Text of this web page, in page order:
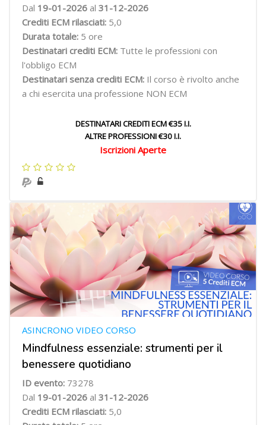
Dal 19-01-2026 al 31-12-2026
Crediti ECM rilasciati: 5,0
Durata totale: 5 ore
Destinatari crediti ECM: Tutte le professioni con
l'obbligo ECM
Destinatari senza crediti ECM: Il corso è rivolto anche
a chi esercita una professione NON ECM
DESTINATARI CREDITI ECM €35 I.I.
ALTRE PROFESSIONI €30 I.I.
Iscrizioni Aperte
Mindfulness essenziale: strumenti per il
benessere quotidiano
ASINCRONO VIDEO CORSO
ID evento: 73278
Dal 19-01-2026 al 31-12-2026
Crediti ECM rilasciati: 5,0